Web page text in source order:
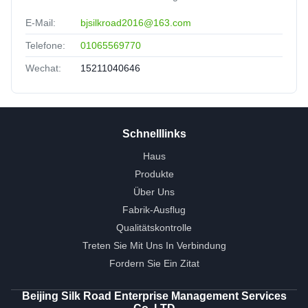
E-Mail: bjsilkroad2016@163.com
Telefone: 01065569770
Wechat: 15211040646
Schnelllinks
Haus
Produkte
Über Uns
Fabrik-Ausflug
Qualitätskontrolle
Treten Sie Mit Uns In Verbindung
Fordern Sie Ein Zitat
Beijing Silk Road Enterprise Management Services